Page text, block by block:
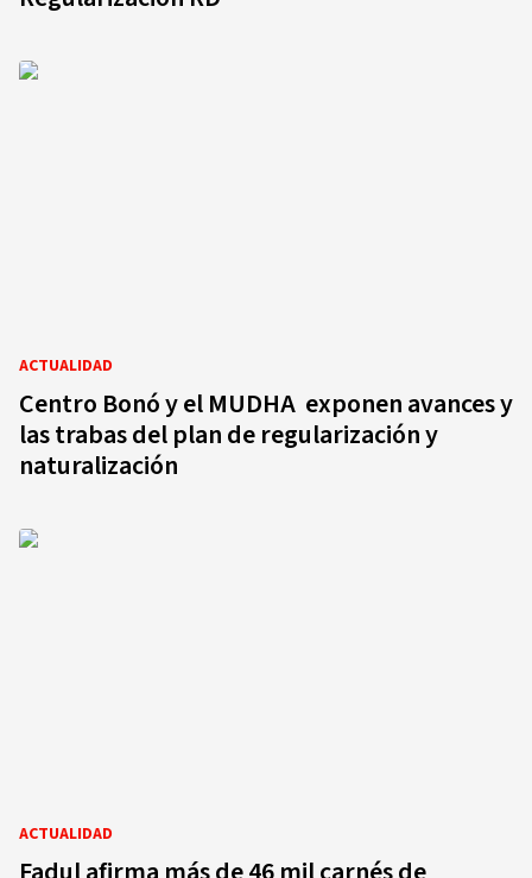
ACTUALIDAD
Centro Bonó y el MUDHA exponen avances y
las trabas del plan de regularización y
naturalización
ACTUALIDAD